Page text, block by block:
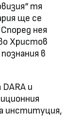
тя
ще се
нея
Христов
в
и
институция,